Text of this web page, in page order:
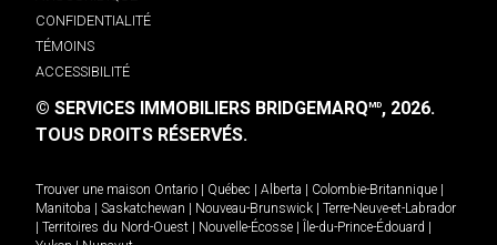
CONFIDENTIALITÉ
TÉMOINS
ACCESSIBILITÉ
© SERVICES IMMOBILIERS BRIDGEMARQMD, 2026.
TOUS DROITS RÉSERVÉS.
Trouver une maison Ontario Québec Alberta Colombie-Britannique
Manitoba
Saskatchewan Nouveau-Brunswick
Terre-Neuve-et-Labrador
Territoires du Nord-Ouest Nouvelle-Écosse Île-du-Prince-Édouard